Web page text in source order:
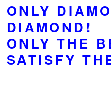
ONLY
DIAMOND!
ONLY THE
SATISFY